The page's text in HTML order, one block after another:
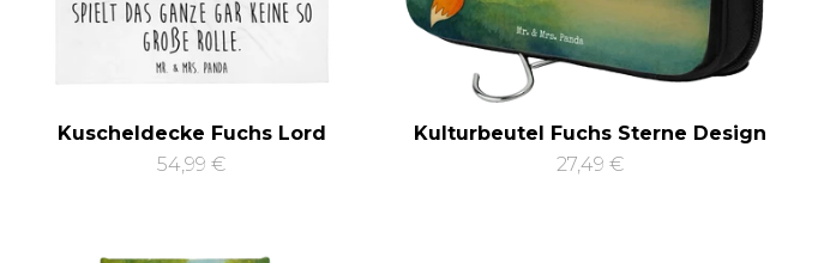
Kuscheldecke Fuchs Lord
54,99 €
Kulturbeutel Fuchs Sterne Design
27,49 €